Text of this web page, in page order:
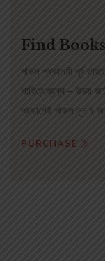
Find
পারুল প্রকাশনী পূর্ব
সাহিত্যগ্রন্থ – উভয়
প্রকাশেই পারুল সুনাম
PURCHASE